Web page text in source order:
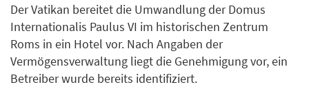
Der Vatikan bereitet die Umwandlung der Domus
Internationalis Paulus VI im historischen Zentrum
Roms in ein Hotel vor. Nach Angaben der
Vermögensverwaltung liegt die Genehmigung vor, ein
Betreiber wurde bereits identifiziert.